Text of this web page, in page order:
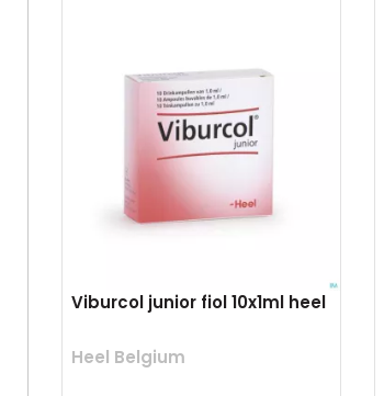
Viburcol junior fiol 10x1ml heel
Heel Belgium